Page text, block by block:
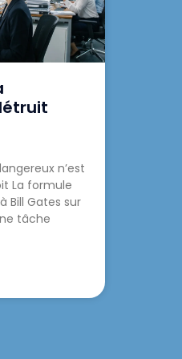
n’est
La formule
Bill Gates sur
tâche